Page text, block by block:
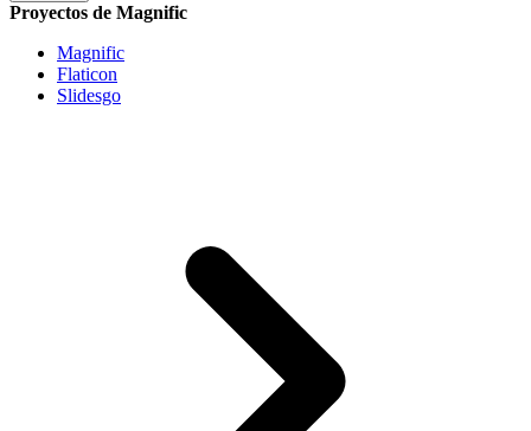
Proyectos de Magnific
Magnific
Flaticon
Slidesgo